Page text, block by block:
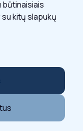
būtinaisiais
kitų slapukų